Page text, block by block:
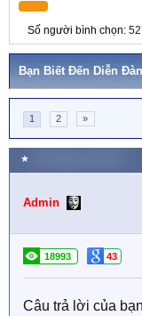
Số người bình chọn
Bạn Biết Đến Diễn
1 2 »
★
Admin
18993 43
Câu trả lời của